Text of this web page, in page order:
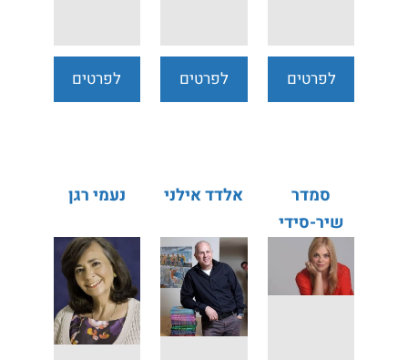
לפרטים
לפרטים
לפרטים
סמדר
שיר-סידי
אלדד אילני נעמי רגן